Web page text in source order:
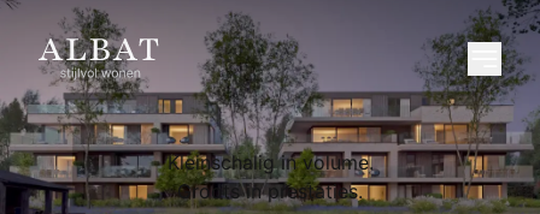
Kleinschalig in volume.
Groots in prestaties.